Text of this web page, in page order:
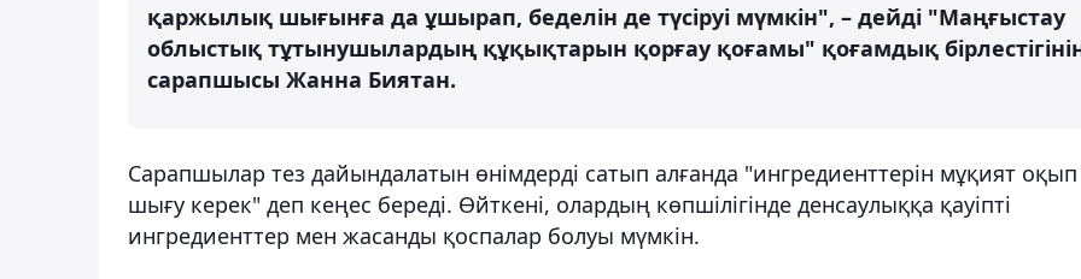
қаржылық шығынға да ұшырап, беделін де түсіруі мүмкін", – дейді "Маңғыстау
облыстық тұтынушылардың құқықтарын қорғау қоғамы" қоғамдық
сарапшысы Жанна Биятан.
Сарапшылар тез дайындалатын өнімдерді сатып алғанда "ингредиенттерін мұқият оқып
шығу керек" деп кеңес береді. Өйткені, олардың көпшілігінде денсаулыққа қауіпті
ингредиенттер мен жасанды қоспалар болуы мүмкін.